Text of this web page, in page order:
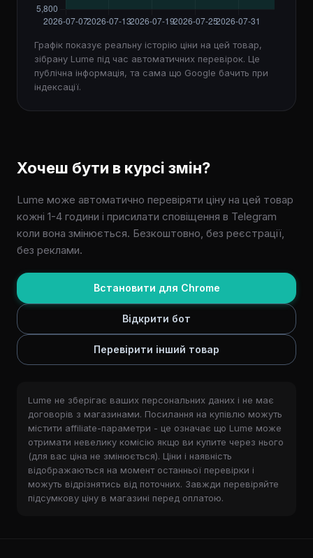
Графік показує реальну історію ціни на цей товар,
зібрану Lume під час автоматичних перевірок. Це
публічна інформація, та сама що Google бачить при
індексації.
Хочеш бути в курсі змін?
Lume може автоматично перевіряти ціну на цей товар
кожні 1-4 години і присилати сповіщення в Telegram
коли вона змінюється. Безкоштовно, без реєстрації,
без реклами.
Встановити для Chrome
Відкрити бот
Перевірити інший товар
Lume не зберігає ваших персональних даних і не має
договорів з магазинами. Посилання на купівлю можуть
містити affiliate-параметри - це означає що Lume може
отримати невелику комісію якщо ви купите через нього
(для вас ціна не змінюється). Ціни і наявність
відображаються на момент останньої перевірки і
можуть відрізнятись від поточних. Завжди перевіряйте
підсумкову ціну в магазині перед оплатою.